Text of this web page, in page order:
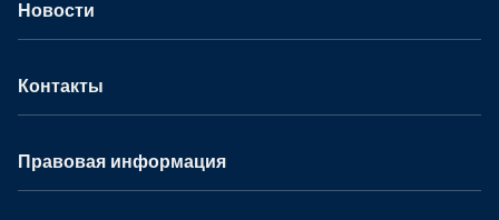
Новости
Контакты
Правовая информация